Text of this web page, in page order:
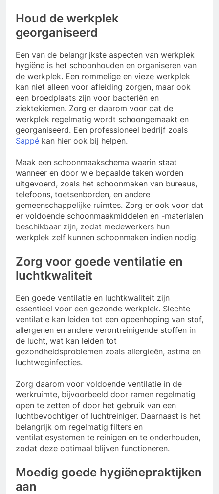
Houd de werkplek
georganiseerd
Een van de belangrijkste aspecten van werkplek
hygiëne is het schoonhouden en organiseren van
de werkplek. Een rommelige en vieze werkplek
kan niet alleen voor afleiding zorgen, maar ook
een broedplaats zijn voor bacteriën en
ziektekiemen. Zorg er daarom voor dat de
werkplek regelmatig wordt schoongemaakt en
georganiseerd. Een professioneel bedrijf zoals
Sappé kan hier ook bij helpen.
Maak een schoonmaakschema waarin staat
wanneer en door wie bepaalde taken worden
uitgevoerd, zoals het schoonmaken van bureaus,
telefoons, toetsenborden, en andere
gemeenschappelijke ruimtes. Zorg er ook voor dat
er voldoende schoonmaakmiddelen en -materialen
beschikbaar zijn, zodat medewerkers hun
werkplek zelf kunnen schoonmaken indien nodig.
Zorg voor goede ventilatie en
luchtkwaliteit
Een goede ventilatie en luchtkwaliteit zijn
essentieel voor een gezonde werkplek. Slechte
ventilatie kan leiden tot een opeenhoping van stof,
allergenen en andere verontreinigende stoffen in
de lucht, wat kan leiden tot
gezondheidsproblemen zoals allergieën, astma en
luchtweginfecties.
Zorg daarom voor voldoende ventilatie in de
werkruimte, bijvoorbeeld door ramen regelmatig
open te zetten of door het gebruik van een
luchtbevochtiger of luchtreiniger. Daarnaast is het
belangrijk om regelmatig filters en
ventilatiesystemen te reinigen en te onderhouden,
zodat deze optimaal blijven functioneren.
Moedig goede hygiënepraktijken
aan